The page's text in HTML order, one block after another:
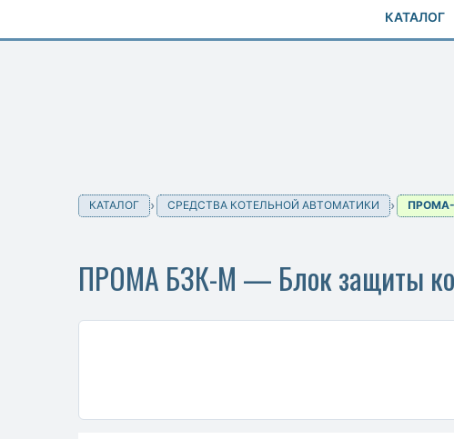
КАТАЛОГ
КАТАЛОГ СРЕДСТВА КОТЕЛЬНОЙ АВТОМАТИКИ
ПРОМА БЗК-М — Блок защиты